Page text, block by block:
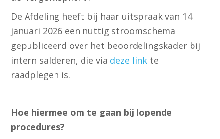
De Afdeling heeft bij haar uitspraak van 14
januari 2026 een nuttig stroomschema
gepubliceerd over het beoordelingskader bij
intern salderen, die via deze link te
raadplegen is.
Hoe hiermee om te gaan bij lopende
procedures?